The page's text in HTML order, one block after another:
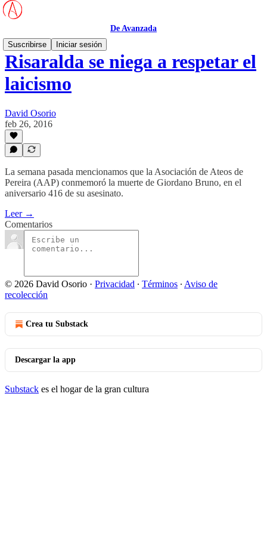
De Avanzada
Suscribirse
Iniciar sesión
Risaralda se niega a respetar el
laicismo
David Osorio
feb 26, 2016
La semana pasada mencionamos que la Asociación de Ateos de
Pereira (AAP) conmemoró la muerte de Giordano Bruno, en el
aniversario 416 de su asesinato.
Leer →
Comentarios
© 2026 David Osorio · Privacidad ∙ Términos ∙ Aviso de
recolección
Crea tu Substack
Descargar la app
Substack es el hogar de la gran cultura